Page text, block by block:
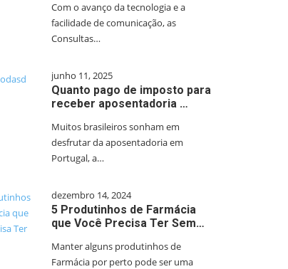
Com o avanço da tecnologia e a
facilidade de comunicação, as
Consultas…
junho 11, 2025
Quanto pago de imposto para
receber aposentadoria …
Muitos brasileiros sonham em
desfrutar da aposentadoria em
Portugal, a…
dezembro 14, 2024
5 Produtinhos de Farmácia
que Você Precisa Ter Sem…
Manter alguns produtinhos de
Farmácia por perto pode ser uma